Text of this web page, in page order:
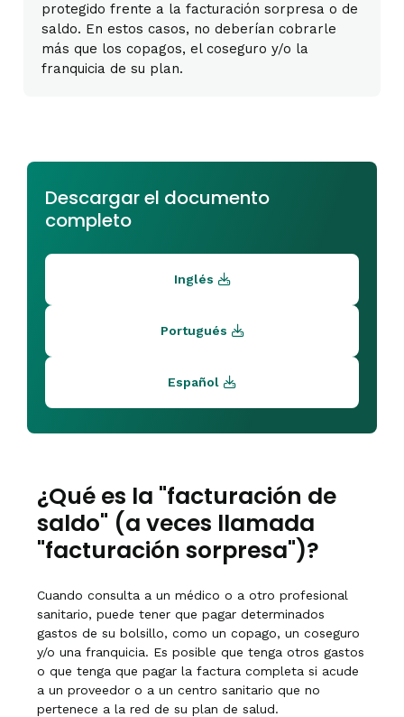
protegido frente a la facturación sorpresa o de
saldo. En estos casos, no deberían cobrarle
más que los copagos, el coseguro y/o la
franquicia de su plan.
Descargar el documento
completo
Inglés
Portugués
Español
¿Qué es la "facturación de
saldo" (a veces llamada
"facturación sorpresa")?
Cuando consulta a un médico o a otro profesional
sanitario, puede tener que pagar determinados
gastos de su bolsillo, como un copago, un coseguro
y/o una franquicia. Es posible que tenga otros gastos
o que tenga que pagar la factura completa si acude
a un proveedor o a un centro sanitario que no
pertenece a la red de su plan de salud.